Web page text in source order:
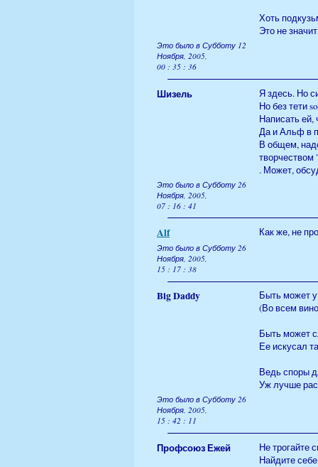
Хоть
Это не
Это было в Субботу 12
Ноября, 2005,
00 : 35 : 36
Шизель
Я здесь. Но
Но без тети
Написать ей,
Да и Альф в
В общем,
творчеством
. Может,
Это было в Субботу 26
Ноября, 2005,
07 : 16 : 41
Alf Как же, не
Это было в Субботу 26
Ноября, 2005,
15 : 17 : 38
Big Daddy
Быть может
(Во всем
Быть может
Ее искусал
Ведь споры
Уж лучше
Это было в Субботу 26
Ноября, 2005,
15 : 42 : 11
Профсоюз Ежей
Не трогайте
Найдите